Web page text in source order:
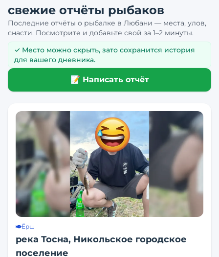
свежие отчёты рыбаков
Последние отчёты о рыбалке в Любани — места, улов,
снасти. Посмотрите и добавьте свой за 1–2 минуты.
✓ Место можно скрыть, зато сохранится история
для вашего дневника.
📝 Написать отчёт
Ёрш
река Тосна, Никольское городское
поселение